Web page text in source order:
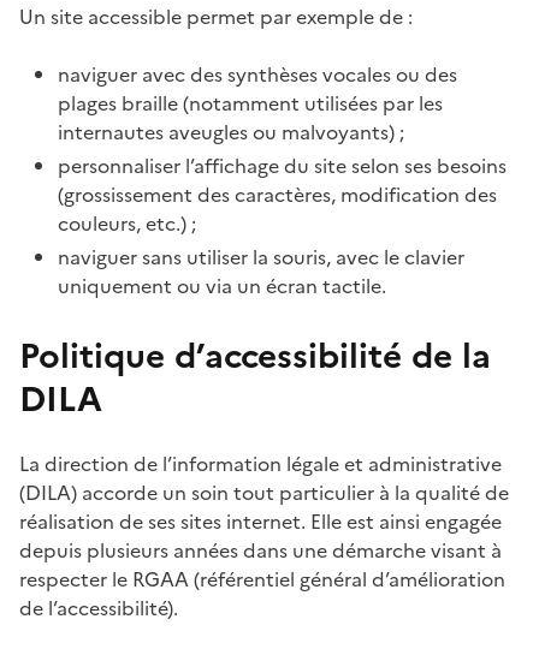
Un site accessible permet par exemple de :
naviguer avec des synthèses vocales ou des
plages braille (notamment utilisées par les
internautes aveugles ou malvoyants) ;
personnaliser l’affichage du site selon ses besoins
(grossissement des caractères, modification des
couleurs, etc.) ;
naviguer sans utiliser la souris, avec le clavier
uniquement ou via un écran tactile.
Politique d’accessibilité de la
DILA
La direction de l’information légale et administrative
(DILA) accorde un soin tout particulier à la qualité de
réalisation de ses sites internet. Elle est ainsi engagée
depuis plusieurs années dans une démarche visant à
respecter le RGAA (référentiel général d’amélioration
de l’accessibilité).